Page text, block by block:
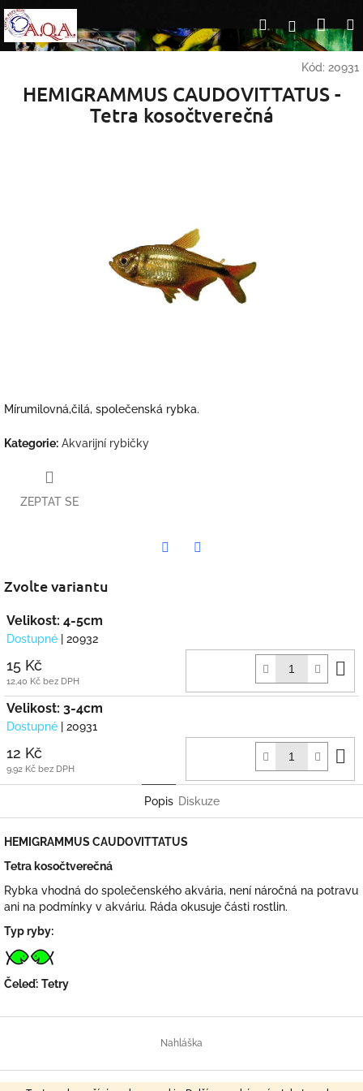
Přejít
na
obsah
HledatPřihlášení
Kód: 20931
HEMIGRAMMUS CAUDOVITTATUS -
Tetra kosočtverečná
Mírumilovná,čilá, společenská rybka.
Kategorie: Akvarijní rybičky
ZEPTAT SE
Zvolte variantu
Velikost: 4-5cm
Dostupné | 20932
15 Kč
12,40 Kč bez DPH
Velikost: 3-4cm
Dostupné | 20931
12 Kč
9,92 Kč bez DPH
Popis Diskuze
HEMIGRAMMUS CAUDOVITTATUS
Tetra kosočtverečná
Rybka vhodná do společenského akvária, není náročná na potravu
ani na podmínky v akváriu. Ráda okusuje části rostlin.
Typ ryby:
Čeleď: Tetry
a
Nahláška